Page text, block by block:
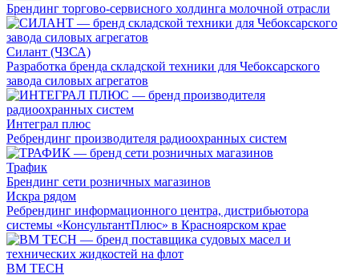
Брендинг торгово-сервисного холдинга молочной отрасли
Силант (ЧЗСА)
Разработка бренда складской техники для Чебоксарского
завода силовых агрегатов
Интеграл плюс
Ребрендинг производителя радиоохранных систем
Трафик
Брендинг сети розничных магазинов
Искра рядом
Ребрендинг информационного центра, дистрибьютора
системы «КонсультантПлюс» в Красноярском крае
BM TECH